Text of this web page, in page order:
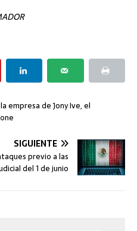
empresa de Jony Ive, el
SIGUIENTE
previo a las
del 1 de junio